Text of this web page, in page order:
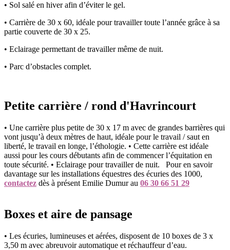
• Sol salé en hiver afin d’éviter le gel.
• Carrière de 30 x 60, idéale pour travailler toute l’année grâce à sa
partie couverte de 30 x 25.
• Eclairage permettant de travailler même de nuit.
• Parc d’obstacles complet.
Petite carrière / rond d'Havrincourt
• Une carrière plus petite de 30 x 17 m avec de grandes barrières qui
vont jusqu’à deux mètres de haut, idéale pour le travail / saut en
liberté, le travail en longe, l’éthologie. • Cette carrière est idéale
aussi pour les cours débutants afin de commencer l’équitation en
toute sécurité. • Eclairage pour travailler de nuit.
Pour en savoir
davantage sur les installations équestres des écuries des 1000,
contactez dès à présent Emilie Dumur au 06 30 66 51 29
Boxes et aire de pansage
• Les écuries, lumineuses et aérées, disposent de 10 boxes de 3 x
3,50 m avec abreuvoir automatique et réchauffeur d’eau.